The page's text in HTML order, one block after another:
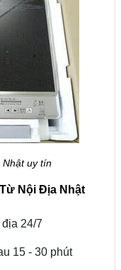
uy tín
Nội Địa Nhật
24/7
15 - 30 phút